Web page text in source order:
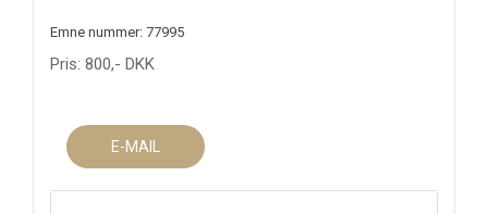
Emne nummer: 77995
Pris: 800,- DKK
E-MAIL